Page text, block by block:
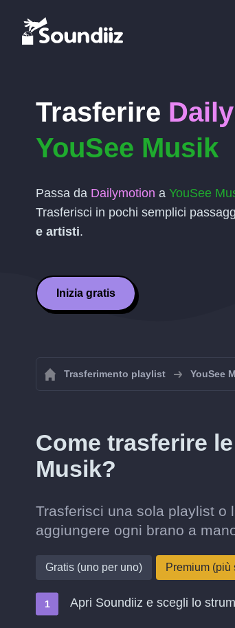
Trasferire
YouSee Musik
Passa da Dailymotion a YouSee
Trasferisci in pochi semplici
e artisti.
Inizia gratis
Trasferimento playlist YouSee
Come trasferire
Musik?
Trasferisci una sola playlist o
aggiungere ogni brano a
Gratis (uno per uno) Premium
Apri Soundiiz e scegli lo